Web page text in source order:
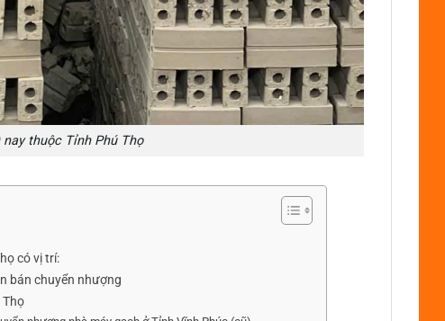
thuộc Tỉnh Phú Thọ
có vị trí:
bán chuyển nhượng
Thọ